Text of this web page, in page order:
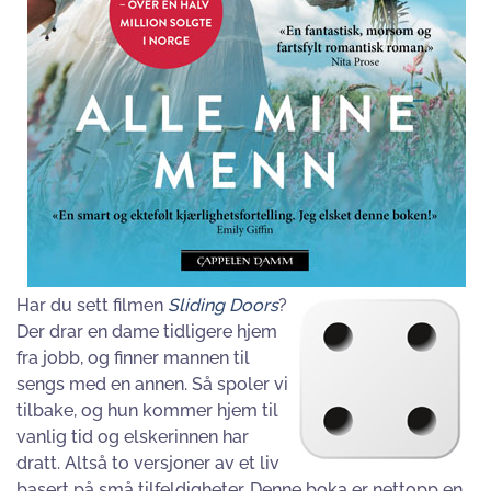
Har du sett filmen Sliding Doors?
Der drar en dame tidligere hjem
fra jobb, og finner mannen til
sengs med en annen. Så spoler vi
tilbake, og hun kommer hjem til
vanlig tid og elskerinnen har
dratt. Altså to versjoner av et liv